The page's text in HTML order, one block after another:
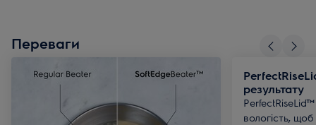
Переваги
результату
вологість, щоб